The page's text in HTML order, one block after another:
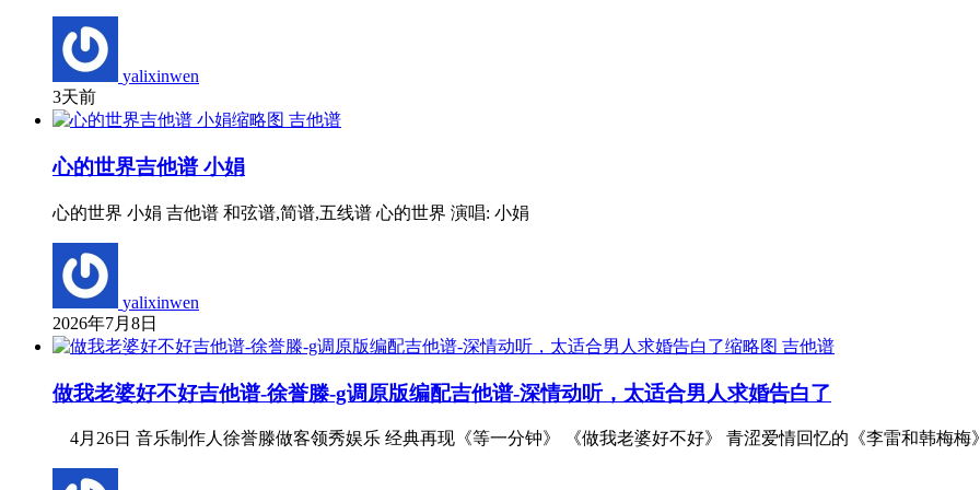
yalixinwen
3天前
吉他谱
心的世界吉他谱 小娟
心的世界 小娟 吉他谱 和弦谱,简谱,五线谱 心的世界 演唱: 小娟
yalixinwen
2026年7月8日
吉他谱
做我老婆好不好吉他谱-徐誉滕-g调原版编配吉他谱-深情动听，太适合男人求婚告白了
4月26日 音乐制作人徐誉滕做客领秀娱乐 经典再现《等一分钟》 《做我老婆好不好》 青涩爱情回忆的《李雷和韩梅